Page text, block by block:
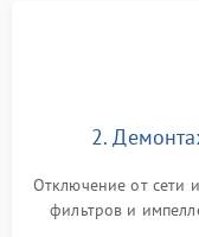
2.
Отключение от сети
фильтров и